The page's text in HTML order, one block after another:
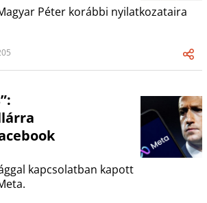
Péter korábbi nyilatkozataira
kapcsolatban kapott